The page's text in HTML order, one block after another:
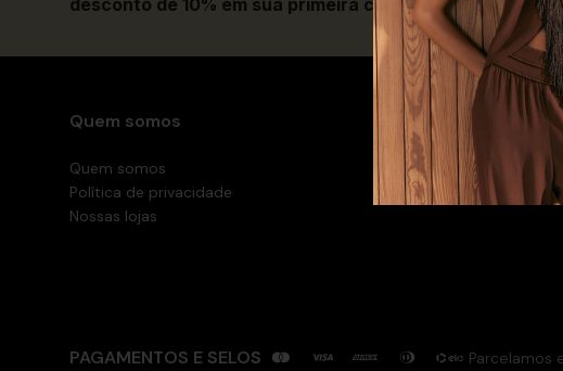
desconto de 10% em sua primeira compra
Quem somos
Quem somos
Política de privacidade
Nossas lojas
Minha Conta
Minha conta
Meus pedidos
PAGAMENTOS E SELOS Parcelamos